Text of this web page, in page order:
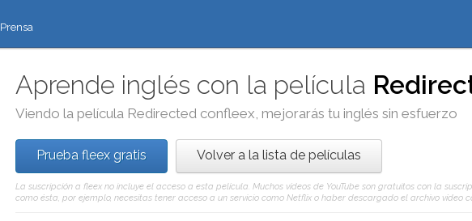
Prensa
Aprende inglés con la película
Viendo la película Redirected confleex, mejorarás tu inglés sin esfuerzo
Prueba fleex gratis Volver a la lista de películas
La suscripción a fleex no incluye el acceso a esta película. Muchos vídeos de YouTube son gratuitos con la
como ésta, por ejemplo, necesitas tener acceso a un servicio como Netflix o haber descargado el archivo vídeo